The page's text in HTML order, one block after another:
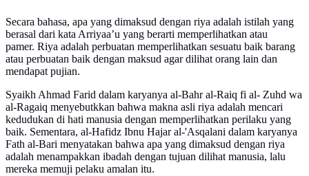
Secara bahasa, apa yang dimaksud dengan riya adalah istilah yang
berasal dari kata Arriyaa’u yang berarti memperlihatkan atau
pamer. Riya adalah perbuatan memperlihatkan sesuatu baik barang
atau perbuatan baik dengan maksud agar dilihat orang lain dan
mendapat pujian.
Syaikh Ahmad Farid dalam karyanya al-Bahr al-Raiq fi al- Zuhd wa
al-Ragaiq menyebutkkan bahwa makna asli riya adalah mencari
kedudukan di hati manusia dengan memperlihatkan perilaku yang
baik. Sementara, al-Hafidz Ibnu Hajar al-'Asqalani dalam karyanya
Fath al-Bari menyatakan bahwa apa yang dimaksud dengan riya
adalah menampakkan ibadah dengan tujuan dilihat manusia, lalu
mereka memuji pelaku amalan itu.